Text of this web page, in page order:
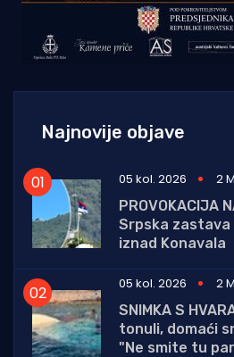
Najnovije objave
05 kol. 2026
2
PROVOKACIJA
Srpska zastava
iznad Konavala
05 kol. 2026
2
SNIMKA S
tonuli, domaći
"Ne smite tu